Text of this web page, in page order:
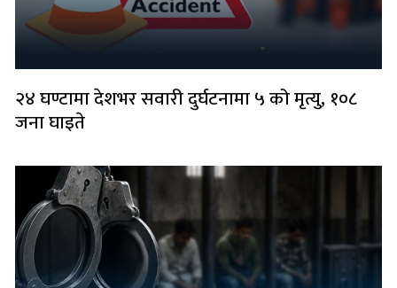
२४ घण्टामा देशभर सवारी दुर्घटनामा ५ को मृत्यु, १०८
जना घाइते